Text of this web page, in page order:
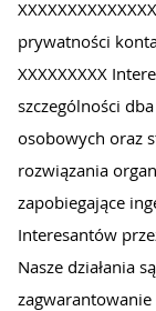
prywatności
XXXXXXXXX
szczególności
osobowych oraz
rozwiązania
zapobiegające
Interesantów
Nasze działania